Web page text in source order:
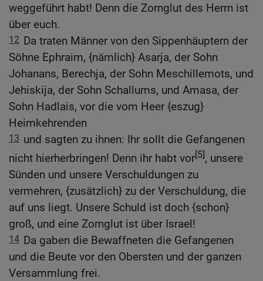
weggeführt habt! Denn die Zornglut des Herrn ist
über euch.
12 Da traten Männer von den Sippenhäuptern der
Söhne Ephraim, {nämlich} Asarja, der Sohn
Johanans, Berechja, der Sohn Meschillemots, und
Jehiskija, der Sohn Schallums, und Amasa, der
Sohn Hadlais, vor die vom Heer {eszug}
Heimkehrenden
13 und sagten zu ihnen: Ihr sollt die Gefangenen
nicht hierherbringen! Denn ihr habt vor[5], unsere
Sünden und unsere Verschuldungen zu
vermehren, {zusätzlich} zu der Verschuldung, die
auf uns liegt. Unsere Schuld ist doch {schon}
groß, und eine Zornglut ist über Israel!
14 Da gaben die Bewaffneten die Gefangenen
und die Beute vor den Obersten und der ganzen
Versammlung frei.